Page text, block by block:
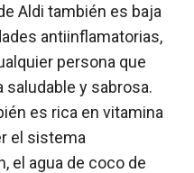
Aldi también es baja
antiinflamatorias,
persona que
y sabrosa.
es rica en vitamina
el sistema
el agua de coco de